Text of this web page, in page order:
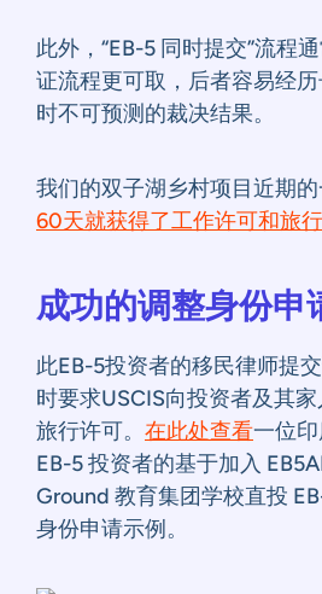
此外，“EB-5 同时提交”流程
证流程更可取，后者容易经
时不可预测的裁决结果。
我们的双子湖乡村项目近期
60天就获得了工作许可和旅
成功的调整身份申
此EB-5投资者的移民律师提
时要求USCIS向投资者及其
旅行许可。 在此处查看一位
EB-5 投资者的基于加入
Ground 教育集团学校直投
身份申请示例。